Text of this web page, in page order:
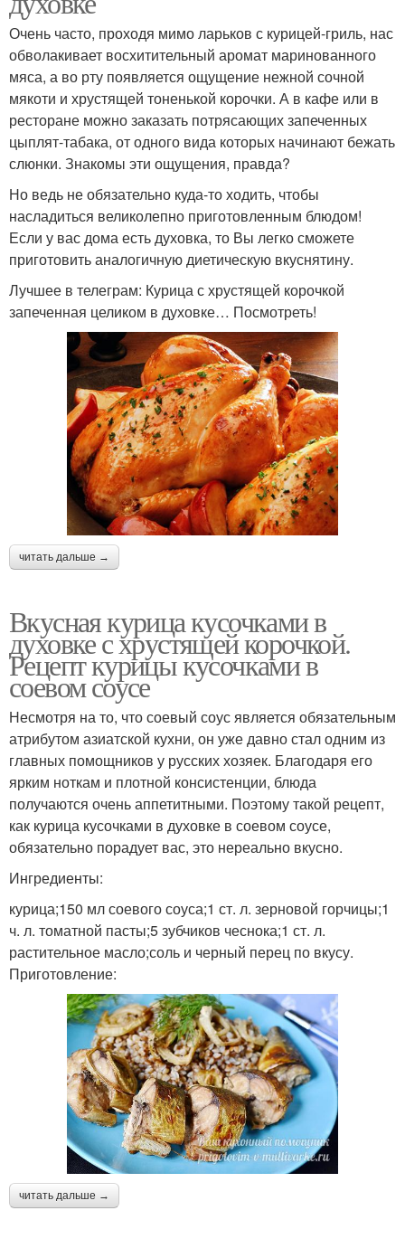
Очень часто, проходя мимо ларьков с курицей-гриль, нас
обволакивает восхитительный аромат маринованного
мяса, а во рту появляется ощущение нежной сочной
мякоти и хрустящей тоненькой корочки. А в кафе или в
ресторане можно заказать потрясающих запеченных
цыплят-табака, от одного вида которых начинают бежать
слюнки. Знакомы эти ощущения, правда?
Но ведь не обязательно куда-то ходить, чтобы
насладиться великолепно приготовленным блюдом!
Если у вас дома есть духовка, то Вы легко сможете
приготовить аналогичную диетическую вкуснятину.
Лучшее в телеграм: Курица с хрустящей корочкой
запеченная целиком в духовке… Посмотреть!
читать дальше →
Вкусная курица кусочками в
духовке с хрустящей корочкой.
Рецепт курицы кусочками в
соевом соусе
Несмотря на то, что соевый соус является обязательным
атрибутом азиатской кухни, он уже давно стал одним из
главных помощников у русских хозяек. Благодаря его
ярким ноткам и плотной консистенции, блюда
получаются очень аппетитными. Поэтому такой рецепт,
как курица кусочками в духовке в соевом соусе,
обязательно порадует вас, это нереально вкусно.
Ингредиенты:
курица;150 мл соевого соуса;1 ст. л. зерновой горчицы;1
ч. л. томатной пасты;5 зубчиков чеснока;1 ст. л.
растительное масло;соль и черный перец по вкусу.
Приготовление:
читать дальше →